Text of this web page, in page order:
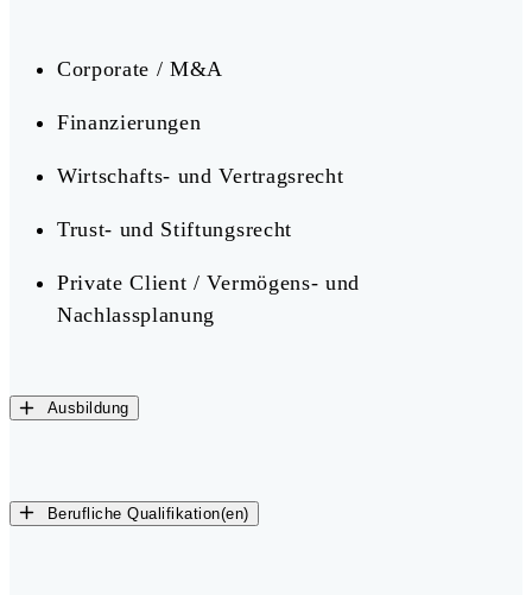
Corporate / M&A
Finanzierungen
Wirtschafts- und Vertragsrecht
Trust- und Stiftungsrecht
Private Client / Vermögens- und
Nachlassplanung
Ausbildung
Berufliche Qualifikation(en)